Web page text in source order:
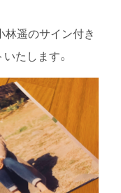
林遥のサイン付き
たします。